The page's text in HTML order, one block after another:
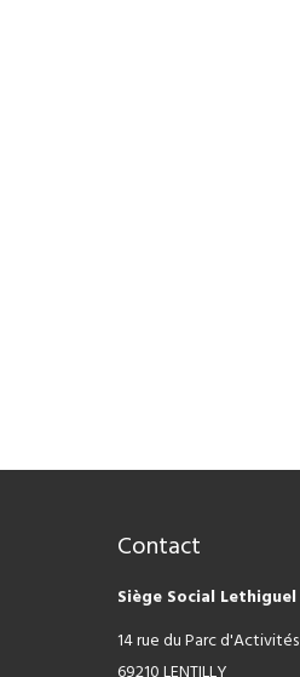
Contact
Siège Social Lethiguel
14 rue du Parc d'Activités